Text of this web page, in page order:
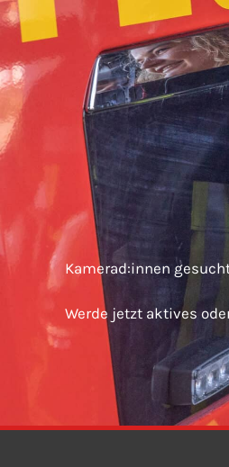
Kamerad:innen
Werde jetzt aktives